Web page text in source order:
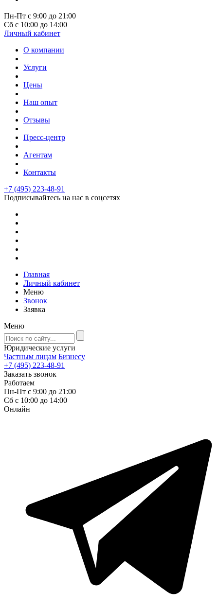
Пн-Пт с 9:00 до 21:00
Сб с 10:00 до 14:00
Личный кабинет
О компании
Услуги
Цены
Наш опыт
Отзывы
Пресс-центр
Агентам
Контакты
+7 (495) 223-48-91
Подписывайтесь на нас в соцсетях
Главная
Личный кабинет
Меню
Звонок
Заявка
Меню
Юридические услуги
Частным лицам Бизнесу
+7 (495) 223-48-91
Заказать звонок
Работаем
Пн-Пт с 9:00 до 21:00
Сб с 10:00 до 14:00
Онлайн